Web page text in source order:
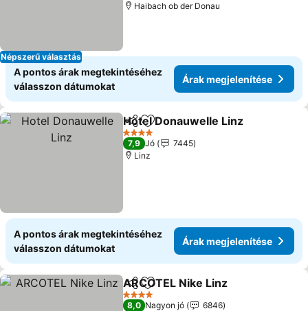
Népszerű választás
Haibach ob der Donau
A pontos árak megtekintéséhez
válasszon dátumokat
Árak megjelenítése
Megosztás
Hozzáadás a kedvencekhez
Hotel Donauwelle Linz
4 Kategória
7,9 Jó
7445
Linz
A pontos árak megtekintéséhez
válasszon dátumokat
Árak megjelenítése
Megosztás
Hozzáadás a kedvencekhez
ARCOTEL Nike Linz
4 Kategória
8,0 Nagyon jó
6846